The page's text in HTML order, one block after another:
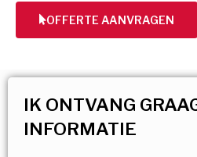
OFFERTE AANVRAGEN
IK ONTVANG
INFORMATIE